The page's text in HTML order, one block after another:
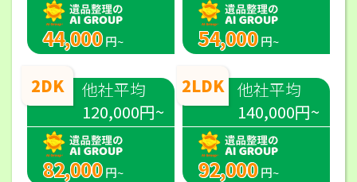
44,000 円~
2DK
他社平均
120,000円~
82,000 円~
54,000 円~
2LDK 他社平均
140,000円~
92,000 円~